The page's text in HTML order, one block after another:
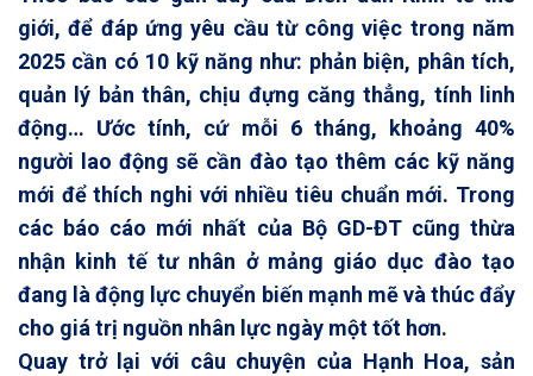
giới, để đáp ứng yêu cầu từ công việc trong năm
2025 cần có 10 kỹ năng như: phản biện, phân tích,
quản lý bản thân, chịu đựng căng thẳng, tính linh
động… Ước tính, cứ mỗi 6 tháng, khoảng 40%
người lao động sẽ cần đào tạo thêm các kỹ năng
mới để thích nghi với nhiều tiêu chuẩn mới. Trong
các báo cáo mới nhất của Bộ GD-ĐT cũng thừa
nhận kinh tế tư nhân ở mảng giáo dục đào tạo
đang là động lực chuyển biến mạnh mẽ và thúc đẩy
cho giá trị nguồn nhân lực ngày một tốt hơn.
Quay trở lại với câu chuyện của Hạnh Hoa, sản